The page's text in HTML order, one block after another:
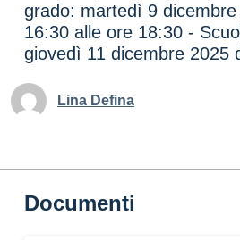
grado: martedì 9
16:30 alle ore 18:30 -
giovedì 11 dicembre 2025
Lina Defina
Documenti